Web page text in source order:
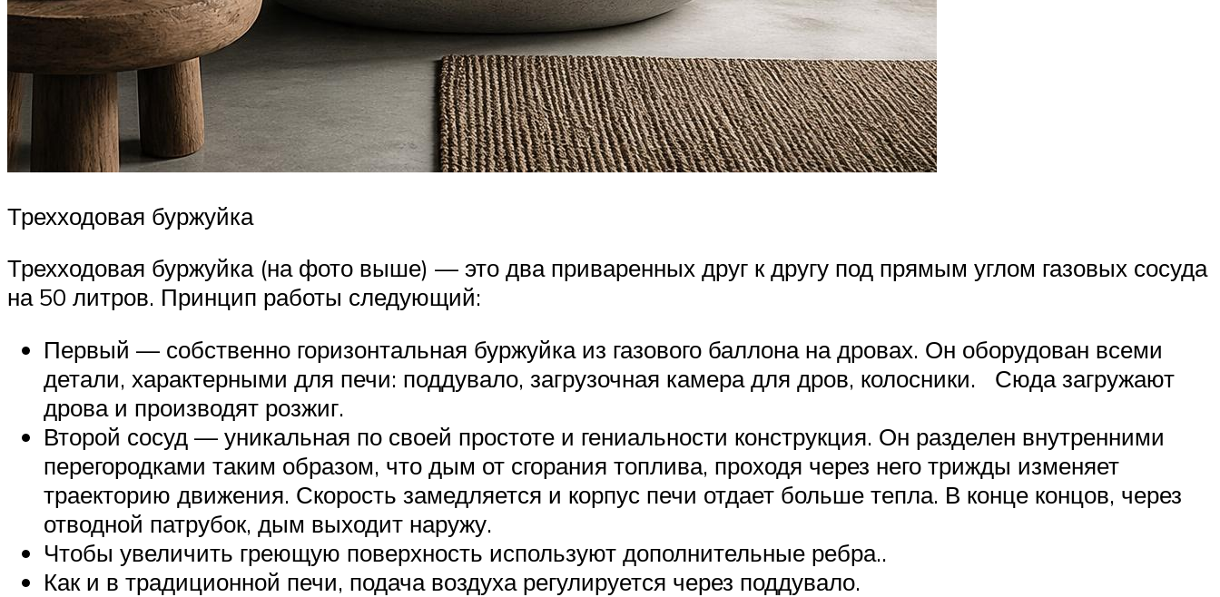
Трехходовая буржуйка
Трехходовая буржуйка (на фото выше) — это два приваренных друг к другу под прямым углом газовых сосуда
на 50 литров. Принцип работы следующий:
Первый — собственно горизонтальная буржуйка из газового баллона на дровах. Он оборудован всеми
детали, характерными для печи: поддувало, загрузочная камера для дров, колосники. Сюда загружают
дрова и производят розжиг.
Второй сосуд — уникальная по своей простоте и гениальности конструкция. Он разделен внутренними
перегородками таким образом, что дым от сгорания топлива, проходя через него трижды изменяет
траекторию движения. Скорость замедляется и корпус печи отдает больше тепла. В конце концов, через
отводной патрубок, дым выходит наружу.
Чтобы увеличить греющую поверхность используют дополнительные ребра..
Как и в традиционной печи, подача воздуха регулируется через поддувало.